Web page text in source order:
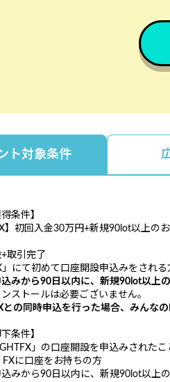
ト対象条件
条件】
】初回入金30万円+新規90lot以上の
取引完了
」にて初めて口座開設申込みをされる
みから90日以内に、 新規90lot以上
ストールは必要ございません。
の同時申込を行った場合、みんなの
条件】
」の口座開設を申込みされた
FXに口座をお持ちの方
込みから90日以内に、新規90lot以上